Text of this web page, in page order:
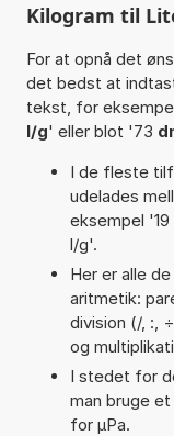
Kilogram til
For at opnå det
det bedst at
tekst, for
l/g' eller blot '73
I de fleste
udelades
eksempel '19
l/g'.
Her er alle
aritmetik:
division (/, :,
og
I stedet for
man bruge
for µPa.